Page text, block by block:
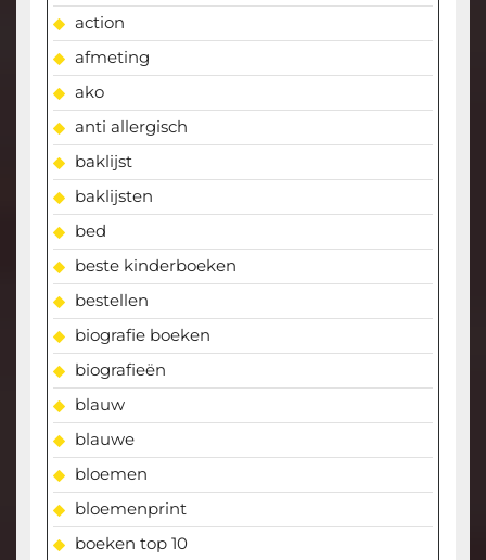
action
afmeting
ako
anti allergisch
baklijst
baklijsten
bed
beste kinderboeken
bestellen
biografie boeken
biografieën
blauw
blauwe
bloemen
bloemenprint
boeken top 10